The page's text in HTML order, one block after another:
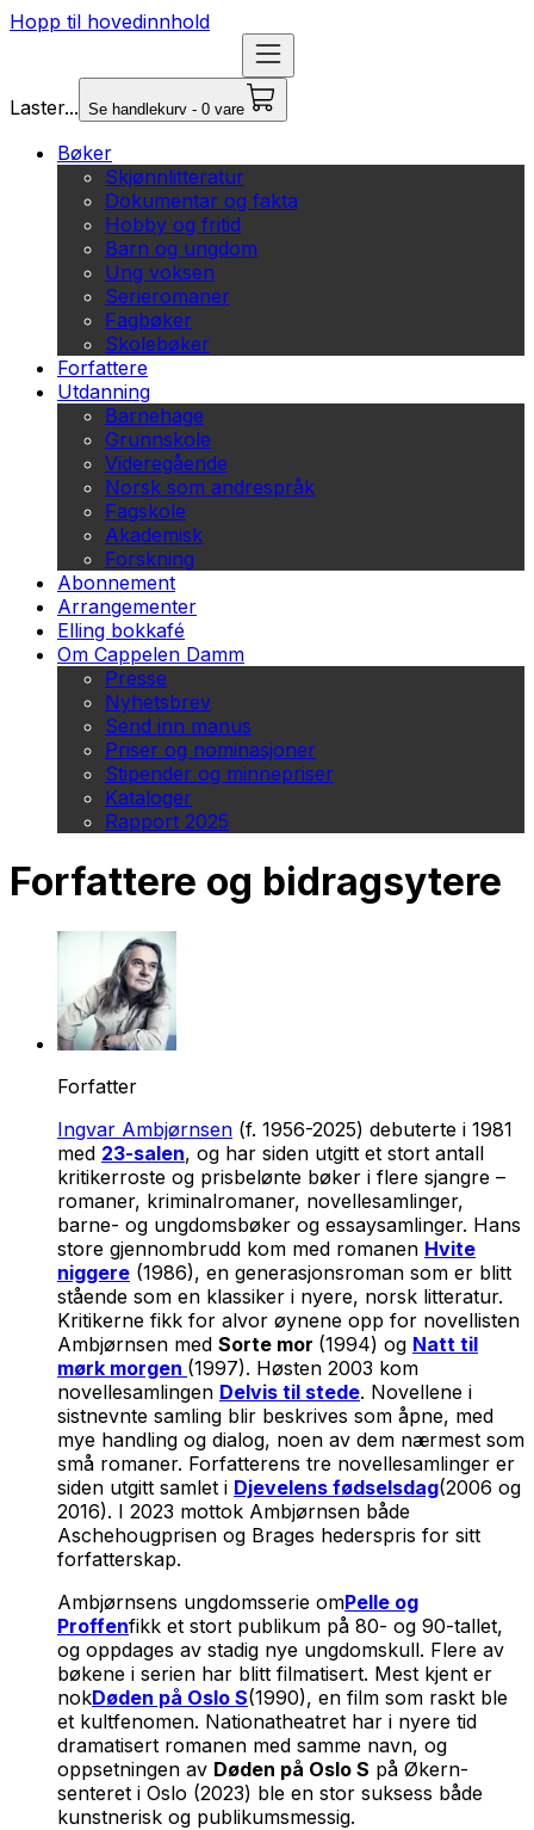
Hopp til hovedinnhold
Laster... Se handlekurv - 0 vare
Bøker
Skjønnlitteratur
Dokumentar og fakta
Hobby og fritid
Barn og ungdom
Ung voksen
Serieromaner
Fagbøker
Skolebøker
Forfattere
Utdanning
Barnehage
Grunnskole
Videregående
Norsk som andrespråk
Fagskole
Akademisk
Forskning
Abonnement
Arrangementer
Elling bokkafé
Om Cappelen Damm
Presse
Nyhetsbrev
Send inn manus
Priser og nominasjoner
Stipender og minnepriser
Kataloger
Rapport 2025
Forfattere og bidragsytere
Forfatter
Ingvar Ambjørnsen (f. 1956-2025) debuterte i 1981
med 23-salen, og har siden utgitt et stort antall
kritikerroste og prisbelønte bøker i flere sjangre –
romaner, kriminalromaner, novellesamlinger,
barne- og ungdomsbøker og essaysamlinger. Hans
store gjennombrudd kom med romanen Hvite
niggere (1986), en generasjonsroman som er blitt
stående som en klassiker i nyere, norsk litteratur.
Kritikerne fikk for alvor øynene opp for novellisten
Ambjørnsen med Sorte mor (1994) og Natt til
mørk morgen (1997). Høsten 2003 kom
novellesamlingen Delvis til stede. Novellene i
sistnevnte samling blir beskrives som åpne, med
mye handling og dialog, noen av dem nærmest som
små romaner. Forfatterens tre novellesamlinger er
siden utgitt samlet i Djevelens fødselsdag(2006 og
2016). I 2023 mottok Ambjørnsen både
Aschehougprisen og Brages hederspris for sitt
forfatterskap.
Ambjørnsens ungdomsserie omPelle og
Proffenfikk et stort publikum på 80- og 90-tallet,
og oppdages av stadig nye ungdomskull. Flere av
bøkene i serien har blitt filmatisert. Mest kjent er
nokDøden på Oslo S(1990), en film som raskt ble
et kultfenomen. Nationatheatret har i nyere tid
dramatisert romanen med samme navn, og
oppsetningen av Døden på Oslo S på Økern-
senteret i Oslo (2023) ble en stor suksess både
kunstnerisk og publikumsmessig.